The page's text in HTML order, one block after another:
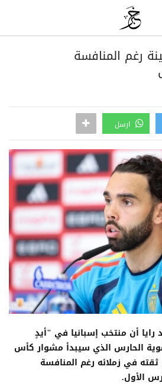
رغم المنافسة
ارسل
أن منتخب إسبانيا في "أيدٍ
الحارس الذي سيبدأ مشوار كأس
على ثقته في زملائه رغم المنافسة
الأول.